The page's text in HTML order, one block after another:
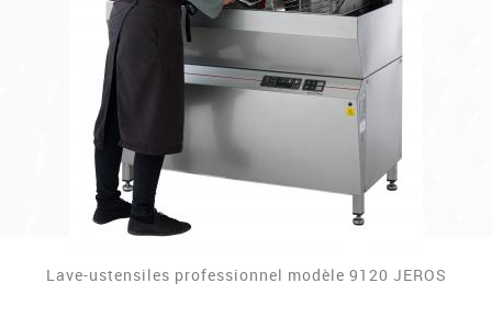
Lave-ustensiles professionnel modèle 9120 JEROS